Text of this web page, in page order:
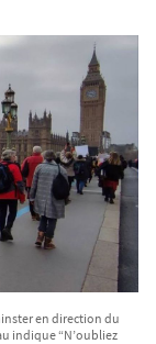
en direction du
indique “N’oubliez